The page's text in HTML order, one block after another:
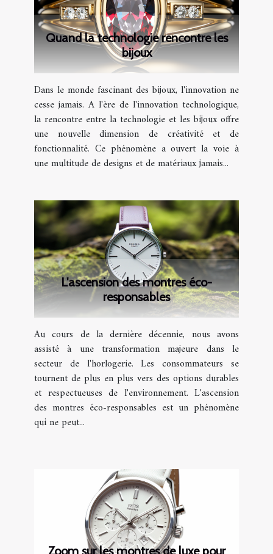
Quand la technologie rencontre les
bijoux
Dans le monde fascinant des bijoux, l'innovation ne
cesse jamais. A l'ère de l'innovation technologique,
la rencontre entre la technologie et les bijoux offre
une nouvelle dimension de créativité et de
fonctionnalité. Ce phénomène a ouvert la voie à
une multitude de designs et de matériaux jamais...
L'ascension des montres éco-
responsables
Au cours de la dernière décennie, nous avons
assisté à une transformation majeure dans le
secteur de l'horlogerie. Les consommateurs se
tournent de plus en plus vers des options durables
et respectueuses de l'environnement. L'ascension
des montres éco-responsables est un phénomène
qui ne peut...
Zoom sur les montres de luxe pour